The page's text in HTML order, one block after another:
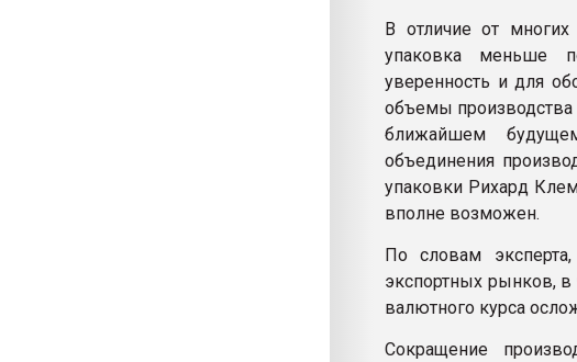
В отличие от
упаковка меньше
уверенность и для
объемы производства
ближайшем
объединения
упаковки Рихард
вполне возможен.
По словам
экспортных рынков, в
валютного курса
Сокращение